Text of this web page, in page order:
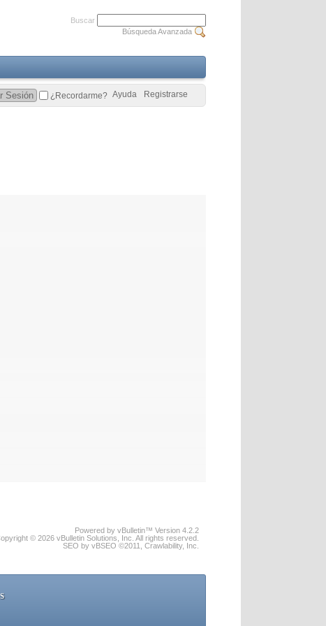
Powered by vBulletin™ Version 4.2.2
© 2026 vBulletin Solutions, Inc. All rights reserved.
SEO by vBSEO ©2011, Crawlability, Inc.
Buscar
Búsqueda Avanzada
Registrarse
Ayuda
¿Recordarme?